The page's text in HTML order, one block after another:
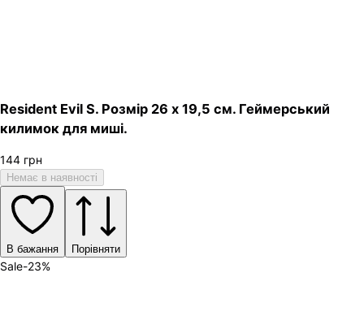
Resident Evil S. Розмір 26 х 19,5 см. Геймерський
килимок для миші.
144 грн
Немає в наявності
В бажання Порівняти
Sale-23%